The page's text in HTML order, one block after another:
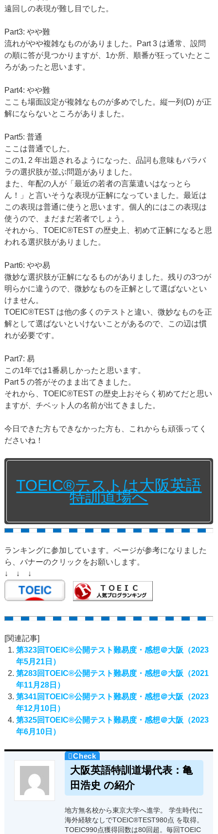
遠回しの表現が難し目でした。
Part3: やや難
流れがやや複雑なものがありました。Part 3 は通常、設問
の順に答が見つかりますが、1か所、順番が狂っていたとこ
ろがあったと思います。
Part4: やや難
ここも場面設定が複雑なものが多めでした。縦一列(D) が正
解にならないところがありました。
Part5: 普通
ここは普通でした。
この1, 2 年出題されるようになった、品詞も意味もバラバ
ラの選択肢が並ぶ問題がありました。
また、年配の人が「最近の若者の言葉遣いはなっとら
ん！」と言いそうな表現が正解になっていました。最近は
この表現は普通に使うと思います。個人的にはこの表現は
使うので、まだまだ若者でしょう。
それから、TOEIC®TEST の歴史上、初めて正解になると思
われる選択肢がありました。
Part6: やや易
微妙な選択肢が正解になるものがありました。残りの3つが
明らかに違うので、微妙なものを正解として選ばないとい
けません。
TOEIC®TEST は他の多くのテストと違い、微妙なものを正
解として選ばないといけないことがあるので、この辺は慣
れが必要です。
Part7: 易
この1年では1番易しかったと思います。
Part 5 の答がそのまま出てきました。
それから、TOEIC®TEST の歴史上おそらく初めてだと思い
ますが、チベット人の名前が出てきました。
今日できた方もできなかった方も、これからも頑張ってく
ださいね！
TOEIC®テストは大阪英語
特訓道場へ
ランキングに参加しています。ページが参考になりました
ら、バナーのクリックをお願いします。
↓ ↓ ↓
[関連記事]
第323回TOEIC®公開テスト難易度・感想＠大阪（2023
年5月21日）
第283回TOEIC®公開テスト難易度・感想＠大阪（2021
年11月28日）
第341回TOEIC®公開テスト難易度・感想＠大阪（2023
年12月10日）
第325回TOEIC®公開テスト難易度・感想＠大阪（2023
年6月10日）
大阪英語特訓道場代表：亀
田浩史 の紹介
地方無名校から東京大学へ進学。 学生時代に
海外経験なしでTOEIC®TEST980点 を取得。
TOEIC990点獲得回数は80回超。毎回TOEIC